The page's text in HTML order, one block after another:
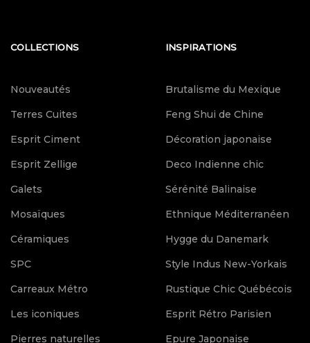
COLLECTIONS
Nouveautés
Terres Cuites
Esprit Ciment
Esprit Zellige
Galets
Mosaïques
Céramiques
SPC
Carreaux Métro
Les iconiques
Pierres naturelles
INSPIRATIONS
Brutalisme du Mexique
Feng Shui de Chine
Décoration japonaise
Deco Indienne chic
Sérénité Balinaise
Ethnique Méditerranéen
Hygge du Danemark
Style Indus New-Yorkais
Rustique Chic Québécois
Esprit Rétro Parisien
Epure Japonaise